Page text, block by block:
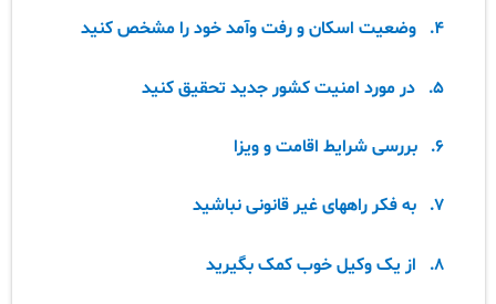
4. وضعیت اسکان و رفت وآمد خود را مشخص کنید
5. در مورد امنیت کشور جدید تحقیق کنید
6. بررسی شرایط اقامت و ویزا
7. به فکر راههای غیر قانونی نباشید
8. از یک وکیل خوب کمک بگیرید